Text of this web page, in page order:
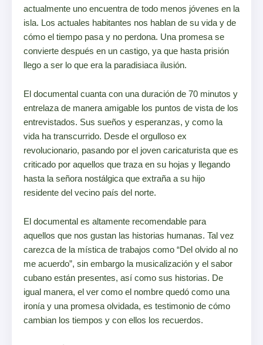
actualmente uno encuentra de todo menos jóvenes en la
isla. Los actuales habitantes nos hablan de su vida y de
cómo el tiempo pasa y no perdona. Una promesa se
convierte después en un castigo, ya que hasta prisión
llego a ser lo que era la paradisiaca ilusión.
El documental cuanta con una duración de 70 minutos y
entrelaza de manera amigable los puntos de vista de los
entrevistados. Sus sueños y esperanzas, y como la
vida ha transcurrido. Desde el orgulloso ex
revolucionario, pasando por el joven caricaturista que es
criticado por aquellos que traza en su hojas y llegando
hasta la señora nostálgica que extraña a su hijo
residente del vecino país del norte.
El documental es altamente recomendable para
aquellos que nos gustan las historias humanas. Tal vez
carezca de la mística de trabajos como “Del olvido al no
me acuerdo”, sin embargo la musicalización y el sabor
cubano están presentes, así como sus historias. De
igual manera, el ver como el nombre quedó como una
ironía y una promesa olvidada, es testimonio de cómo
cambian los tiempos y con ellos los recuerdos.